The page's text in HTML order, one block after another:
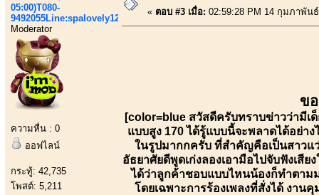
05:00)T080-
9492055Line:spalovely123
Moderator
ความหื่น : 0
ออฟไลน์
กระทู้: 42,735
โพสต์: 5,211
« ตอบ #3 เมื่อ: 02:59:28 PM 14 กุมภาพัน
ข
[color=blue สวัสดีครับทราบข่าวว่ามี
แบบสูง 170 ได้รู้แบบนี้จะพลาดได้อย่า
ในรูปมากกครับ ที่สำคัญคือเป็นสาวแ
อัธยาศัยดีพูดเก่งลองเอามือไปจับฟังเสี
ได้ว่าลูกค้าชอบแบบไหนน้องก็ทำตาม
โดยเฉพาะการร้องเพลงที่สั่งได้ งา